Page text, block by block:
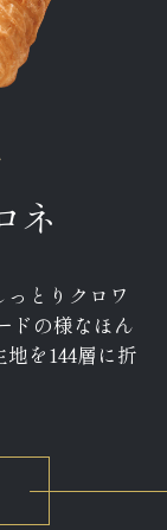
ネ
とりクロワ
ドの様なほん
を144層に折